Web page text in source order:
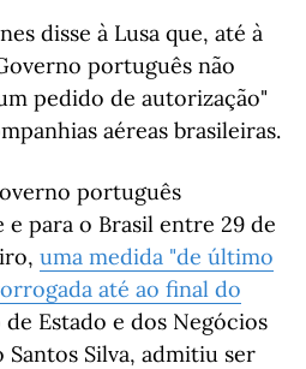
disse à Lusa que, até à
português não
pedido de autorização"
aéreas brasileiras.
português
e para o Brasil entre 29 de
uma medida "de último
até ao final do
Estado e dos Negócios
Silva, admitiu ser